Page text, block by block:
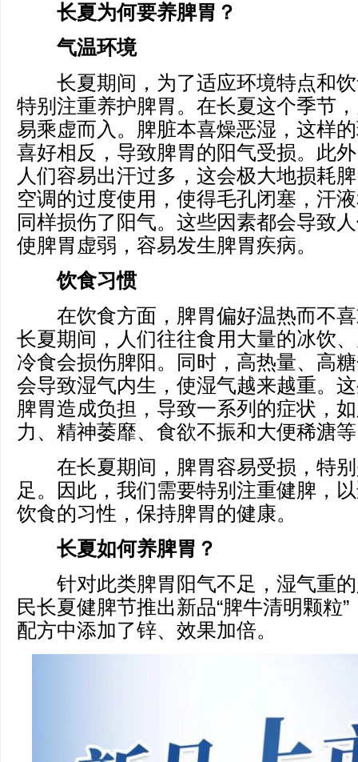
长夏为何要养脾胃？
气温环境
长夏期间，为了适应环境特点和饮
特别注重养护脾胃。在长夏这个季节
易乘虚而入。脾脏本喜燥恶湿，这样
喜好相反，导致脾胃的阳气受损。此
人们容易出汗过多，这会极大地损耗
空调的过度使用，使得毛孔闭塞，汗
同样损伤了阳气。这些因素都会导致
使脾胃虚弱，容易发生脾胃疾病。
饮食习惯
在饮食方面，脾胃偏好温热而不喜
长夏期间，人们往往食用大量的冰饮
冷食会损伤脾阳。同时，高热量、高
会导致湿气内生，使湿气越来越重。
脾胃造成负担，导致一系列的症状，
力、精神萎靡、食欲不振和大便稀溏
在长夏期间，脾胃容易受损，特别
足。因此，我们需要特别注重健脾，
饮食的习性，保持脾胃的健康。
长夏如何养脾胃？
针对此类脾胃阳气不足，湿气重的
民长夏健脾节推出新品“脾牛清明颗粒
配方中添加了锌、效果加倍。